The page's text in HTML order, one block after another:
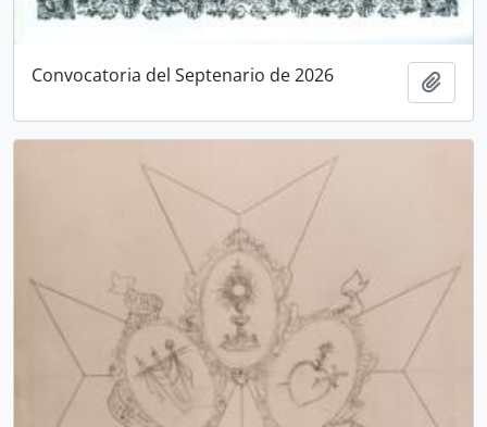
Convocatoria del Septenario de 2026